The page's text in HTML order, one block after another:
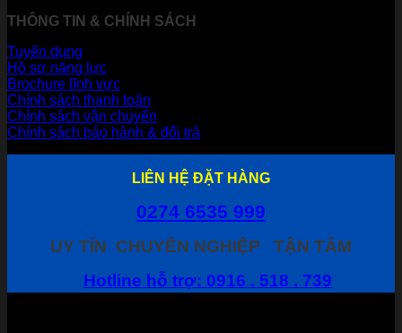
THÔNG TIN & CHÍNH SÁCH
Tuyển dụng
Hồ sơ năng lực
Brochure lĩnh vực
Chính sách thanh toán
Chính sách vận chuyển
Chính sách bảo hành & đổi trả
LIÊN HỆ ĐẶT HÀNG
0274 6535 999
UY TÍN CHUYÊN NGHIỆP
TẬN TÂM
Hotline hỗ trợ: 0916 . 518 . 739